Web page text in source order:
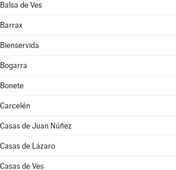
Balsa de Ves
Barrax
Bienservida
Bogarra
Bonete
Carcelén
Casas de Juan Núñez
Casas de Lázaro
Casas de Ves